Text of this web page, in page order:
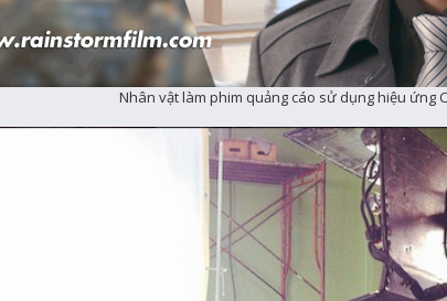
Nhân vật làm phim quảng cáo sử dụng hiệu ứng